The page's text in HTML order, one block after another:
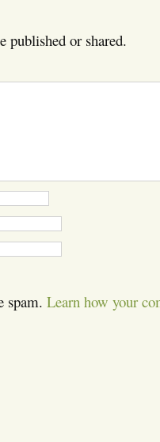
published or shared.
spam. Learn how your